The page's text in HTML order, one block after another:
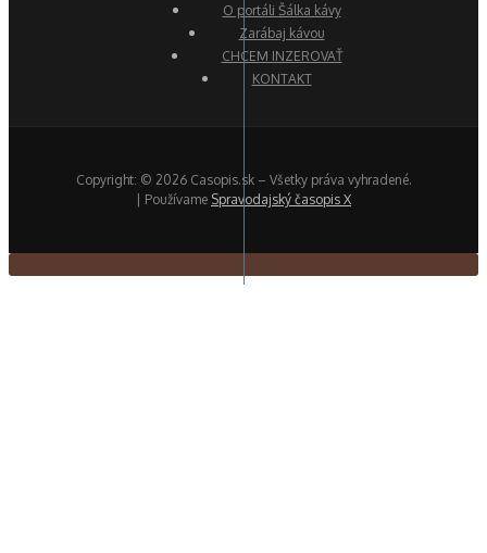
O portáli Šálka kávy
Zarábaj kávou
CHCEM INZEROVAŤ
KONTAKT
Copyright: © 2026 Casopis.sk – Všetky práva vyhradené.
| Používame Spravodajský časopis X